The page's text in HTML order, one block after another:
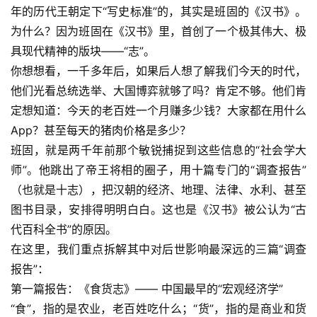
年的历代王朝定下“写史标准”的，其实是班固的《汉书》。
为什么？因为班固在《汉书》里，首创了一个极其伟大、极
具现代精神的版块——“志”。
你想想看，一千多年后，如果后人想了解我们今天的时代，
他们光看总统选举、大国博弈就够了吗？肯定不够。他们肯
定想知道：今天的老百姓一个月赚多少钱？大家都在用什么
App？甚至每天的猪肉价格是多少？
班固，就是两千年前那个敏锐捕捉到这些信息的“社会学大
师”。他跳出了帝王将相的圈子，用十篇专门的“调查报告”
（也就是十志），把汉朝的经济、地理、法律、水利、甚至
图书目录，安排得明明白白。这也是《汉书》被公认为“古
代百科全书”的原因。
在这里，我们重点拆解其中对后世影响最深远的三篇“调查
报告”：
第一篇报告：
《食货志》 —— 中国最早的“宏观经济学”
“食”，指的是农业，老百姓吃什么；“货”，指的是商业和货